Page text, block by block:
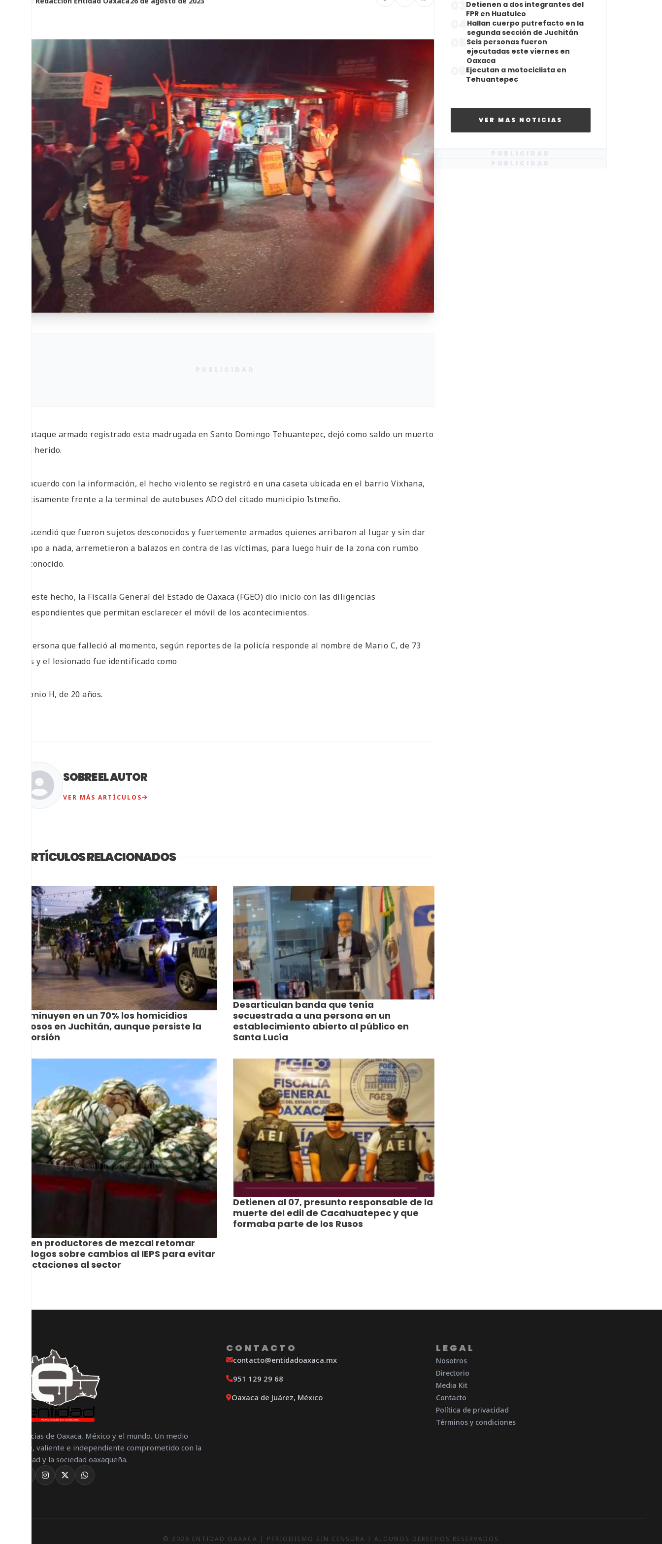
Un ataque armado registrado esta madrugada en Santo Domingo Tehuantepec, dejó como saldo un muerto
y un herido.
De acuerdo con la información, el hecho violento se registró en una caseta ubicada en el barrio Vixhana,
precisamente frente a la terminal de autobuses ADO del citado municipio Istmeño.
Trascendió que fueron sujetos desconocidos y fuertemente armados quienes arribaron al lugar y sin dar
tiempo a nada, arremetieron a balazos en contra de las víctimas, para luego huir de la zona con rumbo
desconocido.
Por este hecho, la Fiscalía General del Estado de Oaxaca (FGEO) dio inicio con las diligencias
correspondientes que permitan esclarecer el móvil de los acontecimientos.
La persona que falleció al momento, según reportes de la policía responde al nombre de Mario C, de 73
años y el lesionado fue identificado como
Antonio H, de 20 años.
SOBRE EL AUTOR
VER MÁS ARTÍCULOS
ARTÍCULOS RELACIONADOS
Disminuyen en un 70% los homicidios
dolosos en Juchitán, aunque persiste la
extorsión
Desarticulan banda que tenía
secuestrada a una persona en un
establecimiento abierto al público en
Santa Lucía
Piden productores de mezcal retomar
diálogos sobre cambios al IEPS para evitar
afectaciones al sector
Detienen al 07, presunto responsable de la
muerte del edil de Cacahuatepec y que
formaba parte de los Rusos
Detienen a dos integrantes del
FPR en Huatulco
Hallan cuerpo putrefacto en la
segunda sección de Juchitán
Seis personas fueron
ejecutadas este viernes en
Oaxaca
Ejecutan a motociclista en
Tehuantepec
VER MAS NOTICIAS
Noticias de Oaxaca, México y el mundo. Un medio
libre, valiente e independiente comprometido con la
verdad y la sociedad oaxaqueña.
CONTACTO
contacto@entidadoaxaca.mx
951 129 29 68
Oaxaca de Juárez, México
LEGAL
Nosotros
Directorio
Media Kit
Contacto
Política de privacidad
Términos y condiciones
© 2026 ENTIDAD OAXACA | PERIODISMO SIN CENSURA | ALGUNOS DERECHOS RESERVADOS